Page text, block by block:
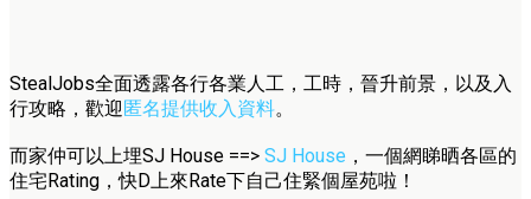
StealJobs全面透露各行各業人工，工時，晉升前景，以及入
行攻略，歡迎匿名提供收入資料。
而家仲可以上埋SJ House ==> SJ House ，一個網睇晒各區的
住宅Rating，快D上來Rate下自己住緊個屋苑啦！